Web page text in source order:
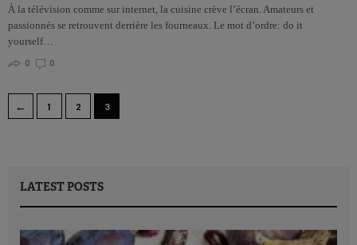
À la télévision comme sur internet, la cuisine crève l’écran. Amateurs et
passionnés se retrouvent derrière les fourneaux. Le mot d’ordre: do it
yourself…
0
0
← 1 2 3
LATEST POSTS